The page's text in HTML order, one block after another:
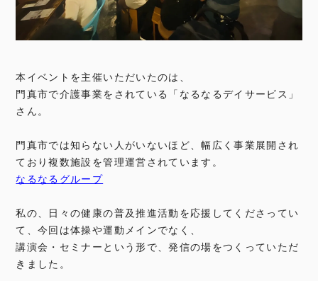
本イベントを主催いただいたのは、
門真市で介護事業をされている「なるなるデイサービス」
さん。
門真市では知らない人がいないほど、幅広く事業展開され
ており複数施設を管理運営されています。
なるなるグループ
私の、日々の健康の普及推進活動を応援してくださってい
て、今回は体操や運動メインでなく、
講演会・セミナーという形で、発信の場をつくっていただ
きました。